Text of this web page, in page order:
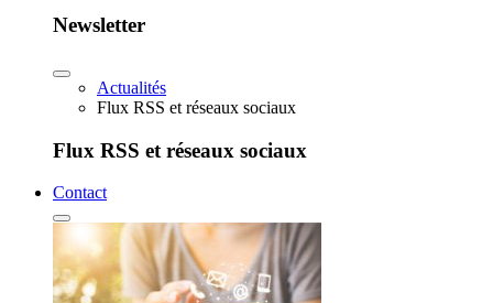
Newsletter
Actualités
Flux RSS et réseaux sociaux
Flux RSS et réseaux sociaux
Contact